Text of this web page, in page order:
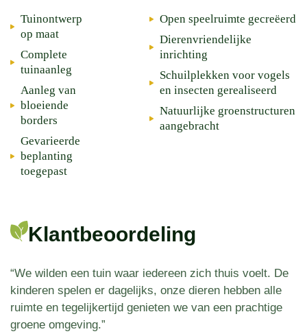
Tuinontwerp
op maat
Complete
tuinaanleg
Aanleg van
bloeiende
borders
Gevarieerde
beplanting
toegepast
Open speelruimte gecreëerd
Dierenvriendelijke
inrichting
Schuilplekken voor vogels
en insecten gerealiseerd
Natuurlijke groenstructuren
aangebracht
Klantbeoordeling
“We wilden een tuin waar iedereen zich thuis voelt. De
kinderen spelen er dagelijks, onze dieren hebben alle
ruimte en tegelijkertijd genieten we van een prachtige
groene omgeving.”